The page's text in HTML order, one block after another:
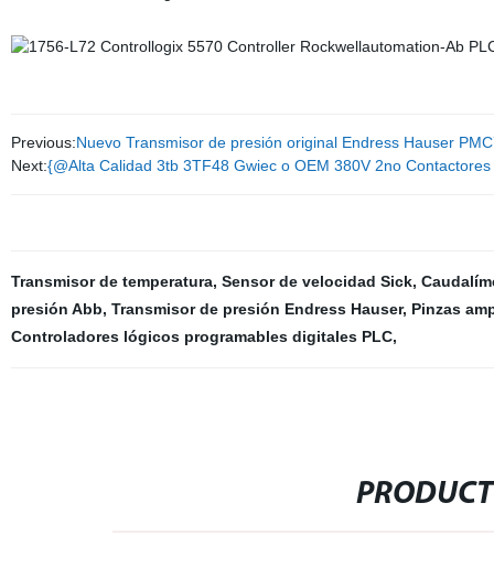
Previous:Nuevo Transmisor de presión original Endress Hauser
Next:{@Alta Calidad 3tb 3TF48 Gwiec o OEM 380V 2no
Transmisor de temperatura, Sensor de velocidad Sick,
presión Abb, Transmisor de presión Endress Hauser, Pinzas
Controladores lógicos programables digitales PLC,